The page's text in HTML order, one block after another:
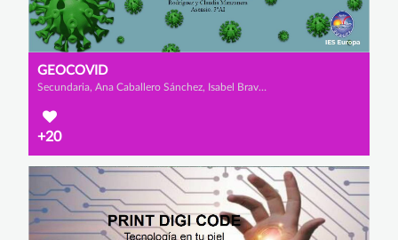
GEOCOVID
Secundaria, Ana Caballero Sánchez, Isabel Bravo Rodríguez y Claudia Manzanero Asensio
+20